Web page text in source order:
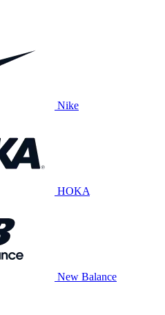
Nike
HOKA
New Balance